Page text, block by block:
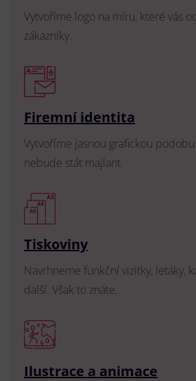
Vytvoříme logo na míru, které vás
zákazníky.
Firemní identita
Vytvoříme jasnou grafickou
nebude stát majlant.
Tiskoviny
Navrhneme funkční vizitky, letáky,
další. Však to znáte.
Ilustrace a animace